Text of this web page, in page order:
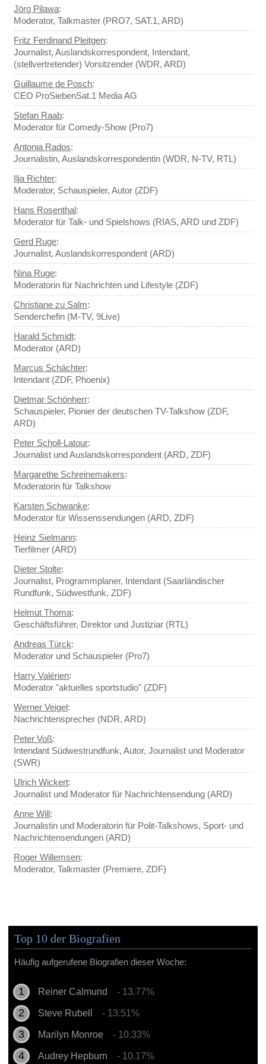
Jörg Pilawa:
Moderator, Talkmaster (PRO7, SAT.1, ARD)
Fritz Ferdinand Pleitgen:
Journalist, Auslandskorrespondent, Intendant,
(stellvertretender) Vorsitzender (WDR, ARD)
Guillaume de Posch:
CEO ProSiebenSat.1 Media AG
Stefan Raab:
Moderator für Comedy-Show (Pro7)
Antonia Rados:
Journalistin, Auslandskorrespondentin (WDR, N-TV, RTL)
Ilja Richter:
Moderator, Schauspieler, Autor (ZDF)
Hans Rosenthal:
Moderator für Talk- und Spielshows (RIAS, ARD und ZDF)
Gerd Ruge:
Journalist, Auslandskorrespondent (ARD)
Nina Ruge:
Moderatorin für Nachrichten und Lifestyle (ZDF)
Christiane zu Salm:
Senderchefin (M-TV, 9Live)
Harald Schmidt:
Moderator (ARD)
Marcus Schächter:
Intendant (ZDF, Phoenix)
Dietmar Schönherr:
Schauspieler, Pionier der deutschen TV-Talkshow (ZDF,
ARD)
Peter Scholl-Latour:
Journalist und Auslandskorrespondent (ARD, ZDF)
Margarethe Schreinemakers:
Moderatorin für Talkshow
Karsten Schwanke:
Moderator für Wissenssendungen (ARD, ZDF)
Heinz Sielmann:
Tierfilmer (ARD)
Dieter Stolte:
Journalist, Programmplaner, Intendant (Saarländischer
Rundfunk, Südwestfunk, ZDF)
Helmut Thoma:
Geschäftsführer, Direktor und Justiziar (RTL)
Andreas Türck:
Moderator und Schauspieler (Pro7)
Harry Valérien:
Moderator "aktuelles sportstudio" (ZDF)
Werner Veigel:
Nachrichtensprecher (NDR, ARD)
Peter Voß:
Intendant Südwestrundfunk, Autor, Journalist und Moderator
(SWR)
Ulrich Wickert:
Journalist und Moderator für Nachrichtensendung (ARD)
Anne Will:
Journalistin und Moderatorin für Polit-Talkshows, Sport- und
Nachrichtensendungen (ARD)
Roger Willemsen:
Moderator, Talkmaster (Premiere, ZDF)
Top 10 der Biografien
Häufig aufgerufene Biografien dieser Woche:
Reiner Calmund - 13.77%
Steve Rubell - 13.51%
Marilyn Monroe - 10.33%
Audrey Hepburn - 10.17%